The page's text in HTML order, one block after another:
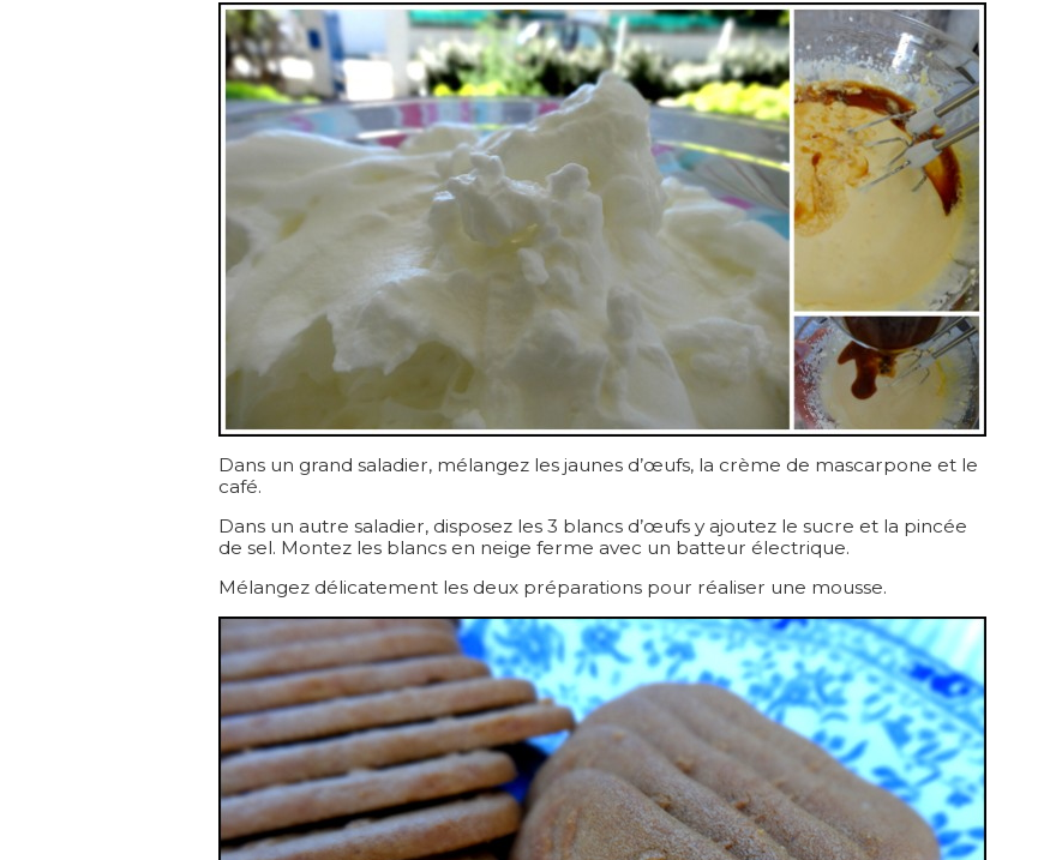
Dans un grand saladier, mélangez les jaunes d’œufs, la crème de mascarpone et le
café.
Dans un autre saladier, disposez les 3 blancs d’œufs y ajoutez le sucre et la pincée
de sel. Montez les blancs en neige ferme avec un batteur électrique.
Mélangez délicatement les deux préparations pour réaliser une mousse.